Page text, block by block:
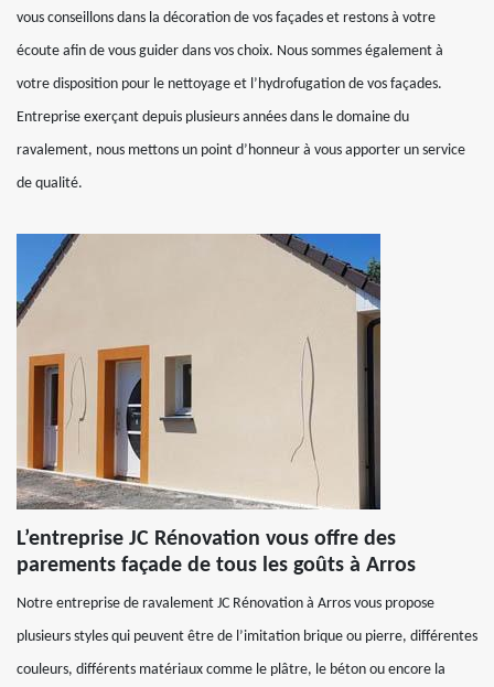
vous conseillons dans la décoration de vos façades et restons à votre
écoute afin de vous guider dans vos choix. Nous sommes également à
votre disposition pour le nettoyage et l’hydrofugation de vos façades.
Entreprise exerçant depuis plusieurs années dans le domaine du
ravalement, nous mettons un point d’honneur à vous apporter un service
de qualité.
L’entreprise JC Rénovation vous offre des
parements façade de tous les goûts à Arros
Notre entreprise de ravalement JC Rénovation à Arros vous propose
plusieurs styles qui peuvent être de l’imitation brique ou pierre, différentes
couleurs, différents matériaux comme le plâtre, le béton ou encore la